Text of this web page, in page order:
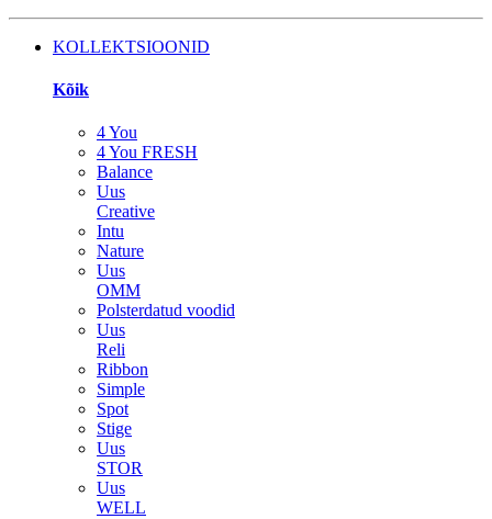
KOLLEKTSIOONID
Kõik
4 You
4 You FRESH
Balance
Uus
Creative
Intu
Nature
Uus
OMM
Polsterdatud voodid
Uus
Reli
Ribbon
Simple
Spot
Stige
Uus
STOR
Uus
WELL